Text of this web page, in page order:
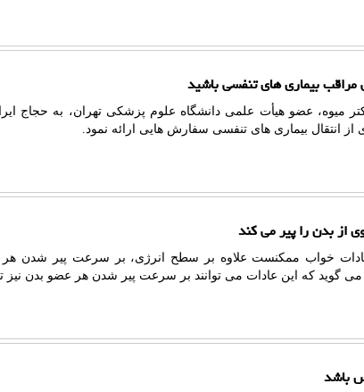
بیماری های تنفسی باشید
میوه، عضو هیأت علمی دانشگاه علوم پزشکی تهران، به حجاج
از انتقال بیماری های تنفسی سفارش هایی ارائه نمود.
از بدن را پیر می کند
خواب ممکنست علاوه بر سطح انرژی، بر سرعت پیر شدن هر
گوید که این عادات می توانند بر سرعت پیر شدن هر عضو بدن نیز
باشد